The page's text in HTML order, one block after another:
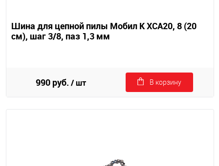
Шина для цепной пилы Мобил К XCA20, 8 (20
см), шаг 3/8, паз 1,3 мм
990 руб. / шт В корзину